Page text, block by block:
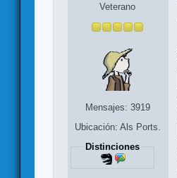
Veterano
Mensajes: 3919
Ubicación: Als Ports.
Distinciones